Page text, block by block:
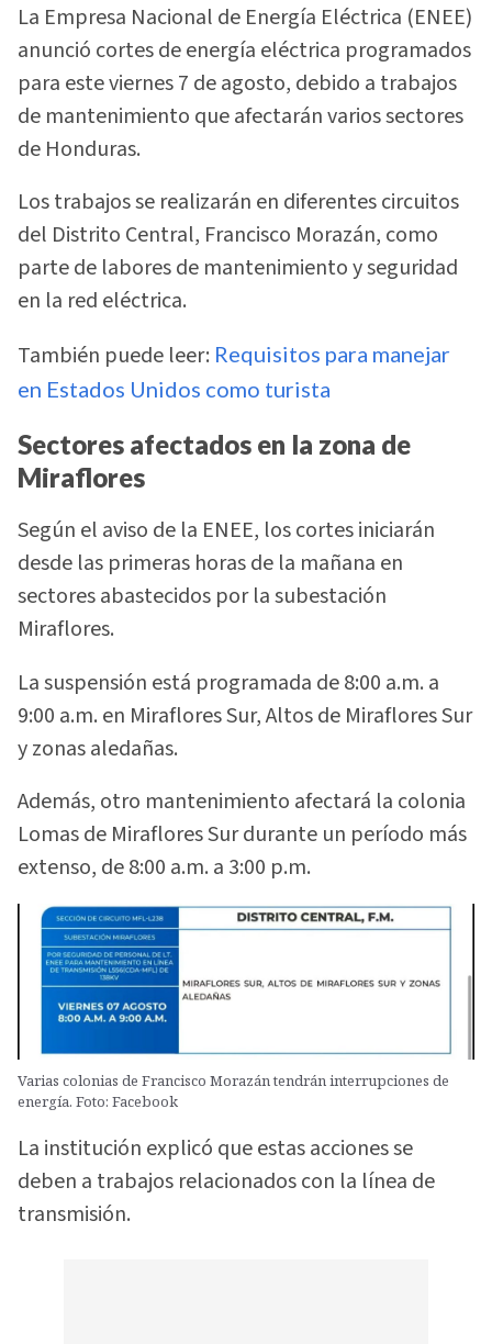
La Empresa Nacional de Energía Eléctrica (ENEE)
anunció cortes de energía eléctrica programados
para este viernes 7 de agosto, debido a trabajos
de mantenimiento que afectarán varios sectores
de Honduras.
Los trabajos se realizarán en diferentes circuitos
del Distrito Central, Francisco Morazán, como
parte de labores de mantenimiento y seguridad
en la red eléctrica.
También puede leer: Requisitos para manejar
en Estados Unidos como turista
Sectores afectados en la zona de
Miraflores
Según el aviso de la ENEE, los cortes iniciarán
desde las primeras horas de la mañana en
sectores abastecidos por la subestación
Miraflores.
La suspensión está programada de 8:00 a.m. a
9:00 a.m. en Miraflores Sur, Altos de Miraflores Sur
y zonas aledañas.
Además, otro mantenimiento afectará la colonia
Lomas de Miraflores Sur durante un período más
extenso, de 8:00 a.m. a 3:00 p.m.
Varias colonias de Francisco Morazán tendrán interrupciones de
energía. Foto: Facebook
La institución explicó que estas acciones se
deben a trabajos relacionados con la línea de
transmisión.